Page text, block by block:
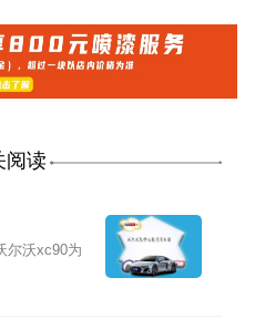
阅读
尔沃xc90为